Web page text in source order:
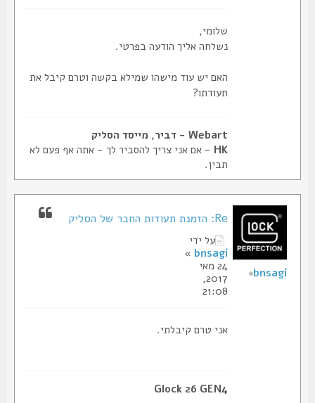
שלומי,
נשלחה אליך הודעה בפרטי.
האם יש עוד מישהו שמילא בקשה וטרם קיבל את
תעודתו?
Webart - דביר, מייסד הסליק
- אם אני צריך להסביר לך - אתה אף פעם לא
תבין.
Re: הזמנת תעודות החבר של הסליק
על ידי
bnsagi
»
24 מאי
2017,
21:08
אני טרם קיבלתי.
Glock 26 GEN4
bnsagi